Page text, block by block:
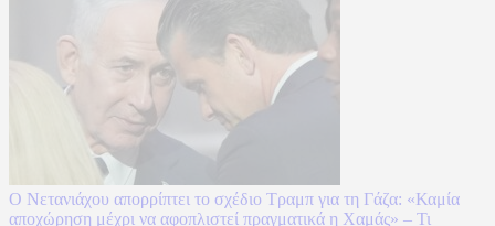
Ο Νετανιάχου απορρίπτει το σχέδιο Τραμπ για τη Γάζα: «Καμία
αποχώρηση μέχρι να αφοπλιστεί πραγματικά η Χαμάς» – Τι